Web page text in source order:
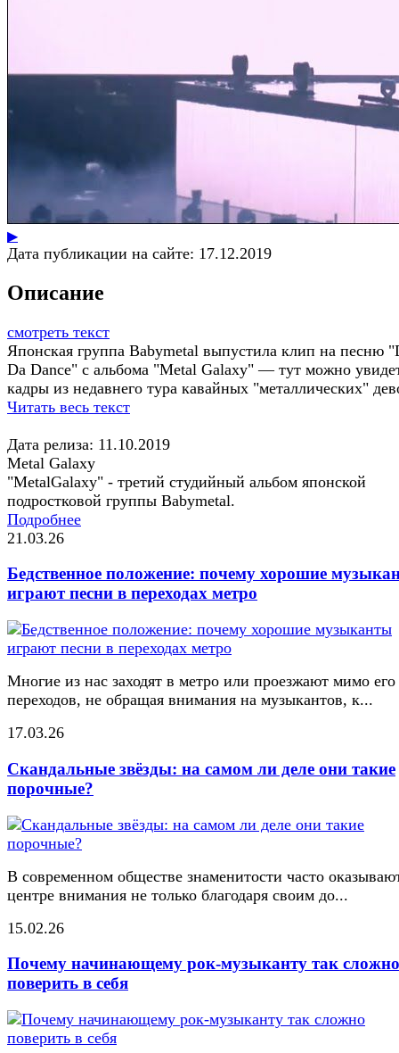
▶
Дата публикации на сайте: 17.12.2019
Описание
смотреть текст
Японская группа Babymetal выпустила клип на песню
Da Dance" с альбома "Metal Galaxy" — тут можно
кадры из недавнего тура кавайных "металлических"
Читать весь текст
Дата релиза: 11.10.2019
Metal Galaxy
"MetalGalaxy" - третий студийный альбом японской
подростковой группы Babymetal.
Подробнее
21.03.26
Бедственное положение: почему хорошие
играют песни в переходах метро
Многие из нас заходят в метро или проезжают мимо его
переходов, не обращая внимания на музыкантов, к...
17.03.26
Скандальные звёзды: на самом ли деле они такие
порочные?
В современном обществе знаменитости часто
центре внимания не только благодаря своим до...
15.02.26
Почему начинающему рок-музыканту так сложно
поверить в себя